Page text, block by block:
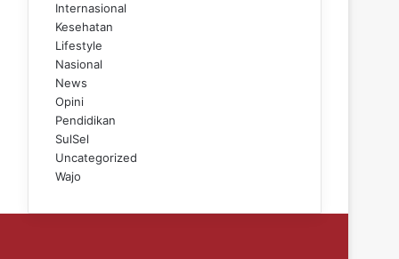
Internasional
Kesehatan
Lifestyle
Nasional
News
Opini
Pendidikan
SulSel
Uncategorized
Wajo